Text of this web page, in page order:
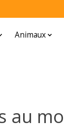
Animaux